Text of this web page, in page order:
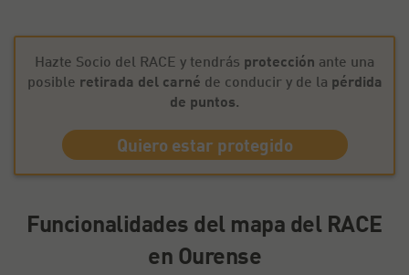
Hazte Socio del RACE y tendrás protección ante una
posible retirada del carné de conducir y de la pérdida
de puntos.
Quiero estar protegido
Funcionalidades del mapa del RACE
en Ourense